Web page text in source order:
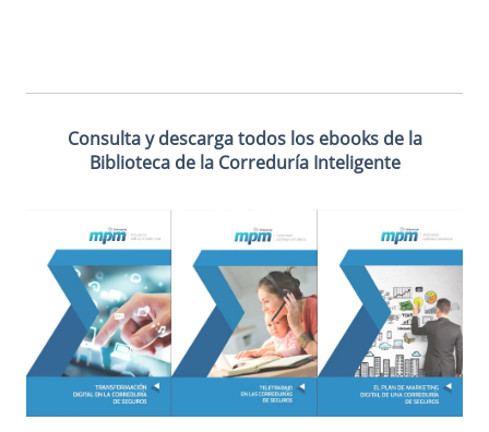
Consulta y descarga todos los ebooks de la
Biblioteca de la Correduría Inteligente